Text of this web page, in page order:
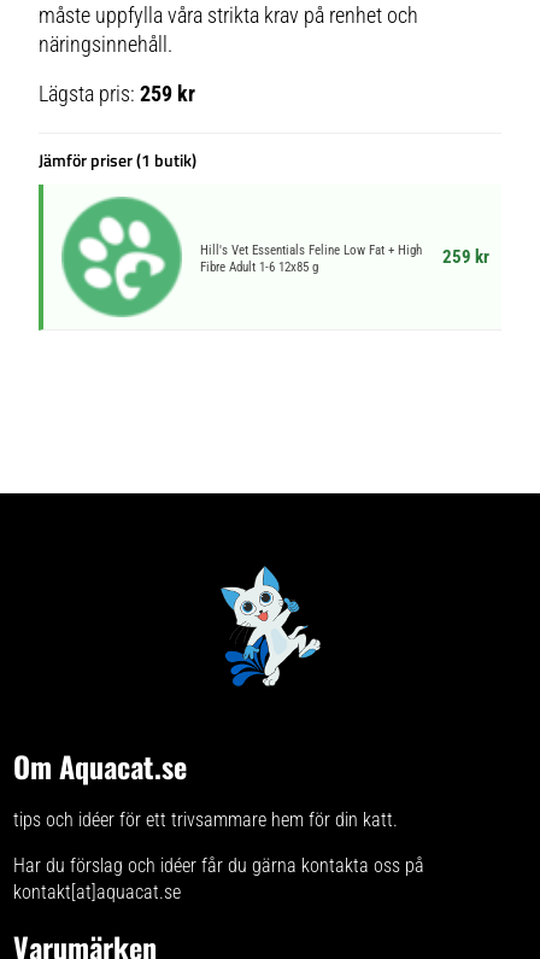
måste uppfylla våra strikta krav på renhet och
näringsinnehåll.
Lägsta pris:259 kr
Jämför priser (1 butik)
Hill's Vet Essentials Feline Low Fat + High
Fibre Adult 1-6 12x85 g
259 kr
Om Aquacat.se
tips och idéer för ett trivsammare hem för din katt.
Har du förslag och idéer får du gärna kontakta oss på
kontakt[at]aquacat.se
Varumärken